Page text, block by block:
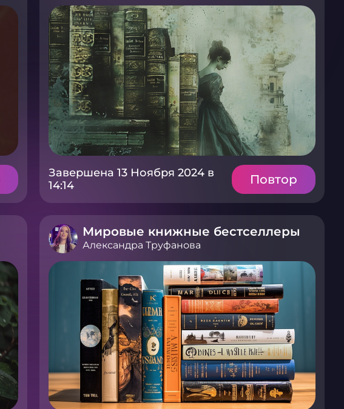
Завершена 13 Ноября 2024 в
14:14
Повтор
Мировые книжные бестселлеры
Александра Труфанова